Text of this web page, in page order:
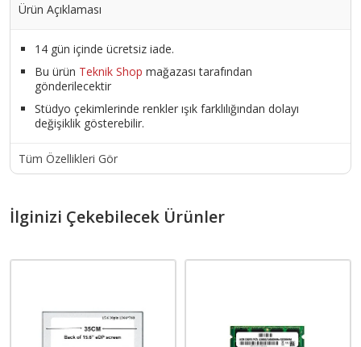
Ürün Açıklaması
14 gün içinde ücretsiz iade.
Bu ürün Teknik Shop mağazası tarafından
gönderilecektir
Stüdyo çekimlerinde renkler ışık farklılığından dolayı
değişiklik gösterebilir.
Tüm Özellikleri Gör
İlginizi Çekebilecek Ürünler